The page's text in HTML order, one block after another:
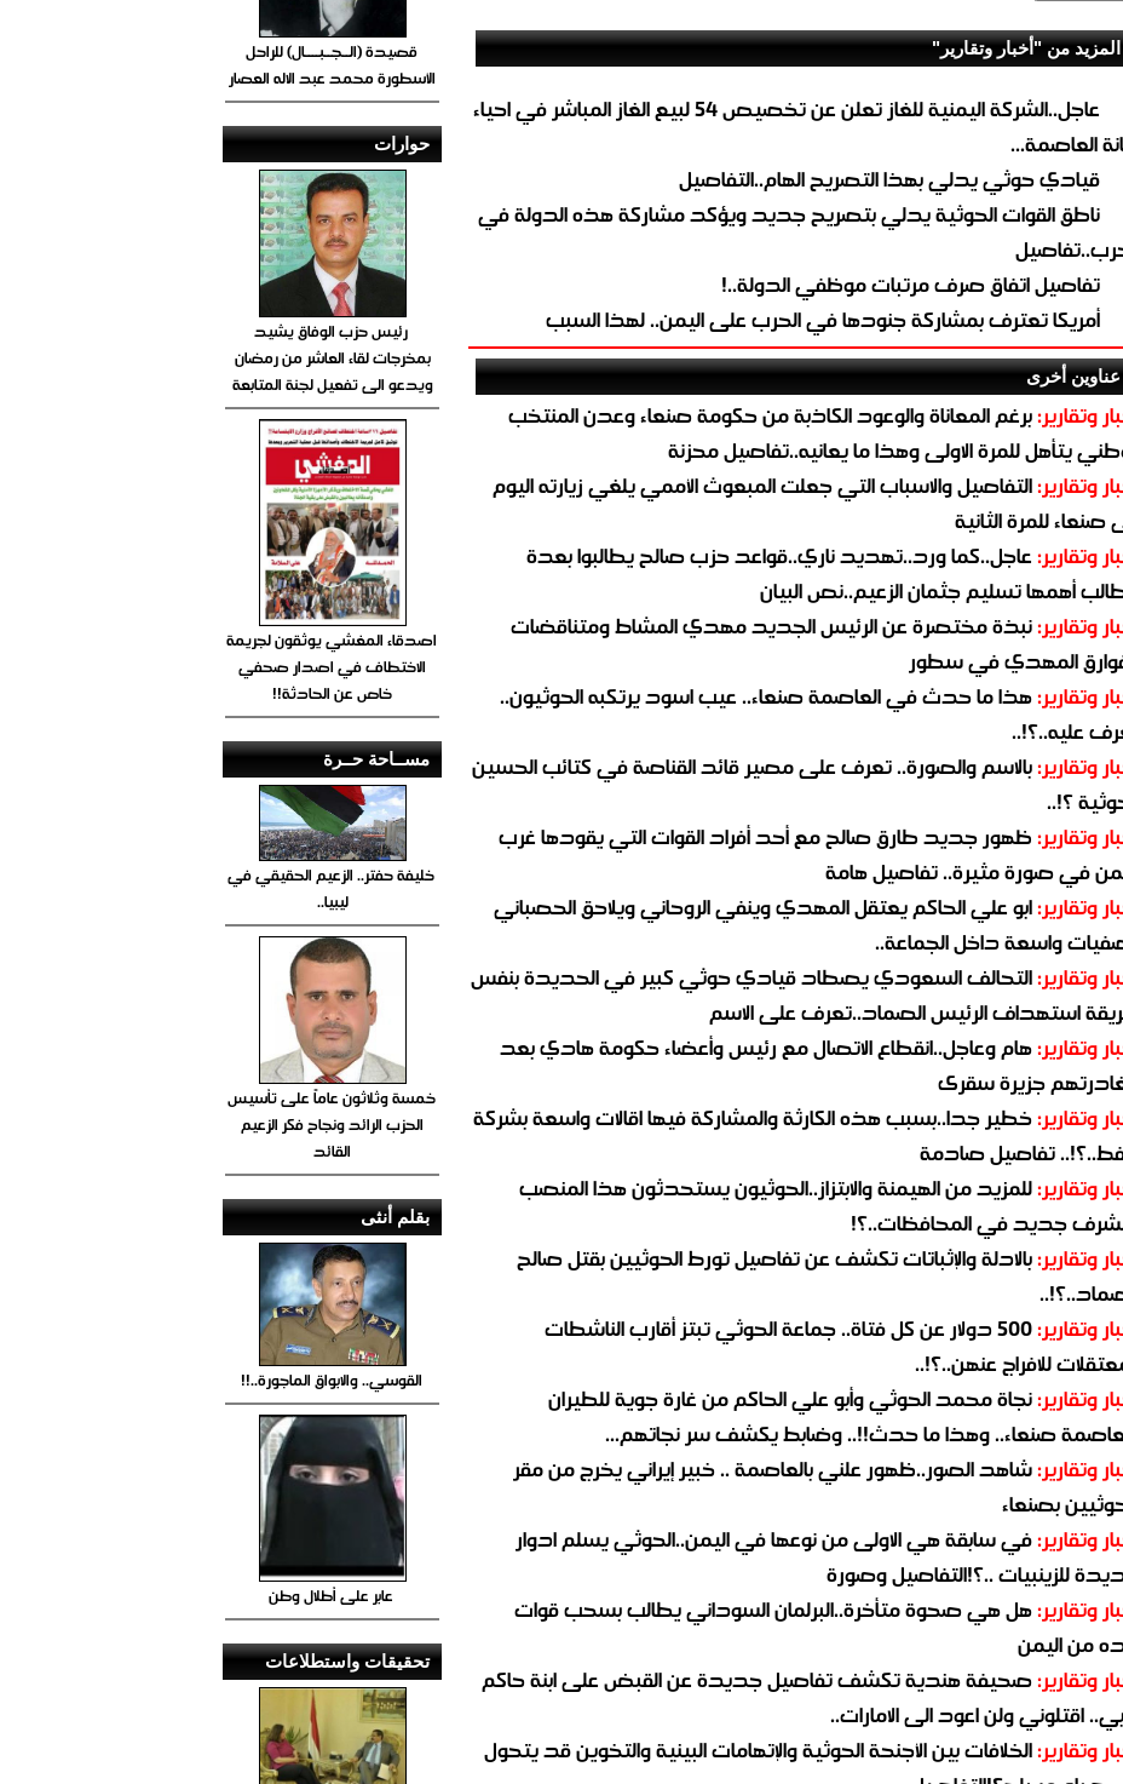
المزيد من "أخبار وتقارير"
عاجل..الشركة اليمنية للغاز تعلن عن تخصيص 54 لبيع الغاز المباشر في احياء
العاصمة...
قيادي حوثي يدلي بهذا التصريح الهام..التفاصيل
ناطق القوات الحوثية يدلي بتصريح جديد ويؤكد مشاركة هذه الدولة في
تفاصيل اتفاق صرف مرتبات موظفي الدولة..!
أمريكا تعترف بمشاركة جنودها في الحرب على اليمن.. لهذا السبب
عناوين أخرى
وتقارير:برغم المعاناة والوعود الكاذبة من حكومة صنعاء وعدن المنتخب
يتأهل للمرة الاولى وهذا ما يعانيه..تفاصيل محزنة
وتقارير:التفاصيل والاسباب التي جعلت المبعوث الأممي يلغي زيارته اليوم
صنعاء للمرة الثانية
وتقارير:عاجل..كما ورد..تهديد ناري..قواعد حزب صالح يطالبوا بعدة
أهمها تسليم جثمان الزعيم..نص البيان
وتقارير:نبذة مختصرة عن الرئيس الجديد مهدي المشاط ومتناقضات
المهدي في سطور
وتقارير:هذا ما حدث في العاصمة صنعاء.. عيب اسود يرتكبه الحوثيون..
عليه..؟!..
وتقارير:بالاسم والصورة.. تعرف على مصير قائد القناصة في كتائب الحسين
؟!..
وتقارير:ظهور جديد طارق صالح مع أحد أفراد القوات التي يقودها غرب
في صورة مثيرة.. تفاصيل هامة
وتقارير:ابو علي الحاكم يعتقل المهدي وينفي الروحاني ويلاحق الحصباني
واسعة داخل الجماعة..
وتقارير:التحالف السعودي يصطاد قيادي حوثي كبير في الحديدة بنفس
استهداف الرئيس الصماد..تعرف على الاسم
وتقارير:هام وعاجل..انقطاع الاتصال مع رئيس وأعضاء حكومة هادي بعد
جزيرة سقرى
وتقارير:خطير جدا..بسبب هذه الكارثة والمشاركة فيها اقالات واسعة بشركة
تفاصيل صادمة
وتقارير:للمزيد من الهيمنة والابتزاز..الحوثيون يستحدثون هذا المنصب
جديد في المحافظات..؟!
وتقارير:بالادلة والإثباتات تكشف عن تفاصيل تورط الحوثيين بقتل صالح
وتقارير:
500 دولار عن كل فتاة.. جماعة الحوثي تبتز أقارب الناشطات
للافراج عنهن..؟!..
وتقارير:نجاة محمد الحوثي وأبو علي الحاكم من غارة جوية للطيران
صنعاء.. وهذا ما حدث!!.. وضابط يكشف سر نجاتهم...
وتقارير:شاهد الصور..ظهور علني بالعاصمة .. خبير إيراني يخرج من مقر
بصنعاء
وتقارير:في سابقة هي الاولى من نوعها في اليمن..الحوثي يسلم ادوار
للزينبيات ..؟!التفاصيل وصورة
وتقارير:هل هي صحوة متأخرة..البرلمان السوداني يطالب بسحب قوات
من اليمن
وتقارير:صحيفة هندية تكشف تفاصيل جديدة عن القبض على ابنة حاكم
اقتلوني ولن اعود الى الامارات..
وتقارير:الخلافات بين الأجنحة الحوثية والإتهامات البينية والتخوين قد يتحول
قصيدة (الــجــبــــال) للراحل
الأسطورة محمد عبد الاله العصار
حوارات
رئيس حزب الوفاق يشيد
بمخرجات لقاء العاشر من رمضان
ويدعو الى تفعيل لجنة المتابعة
اصدقاء المغشي يوثقون لجريمة
الاختطاف في اصدار صحفي
خاص عن الحادثة!!
مســاحة حــرة
خليفة حفتر.. الزعيم الحقيقي في
ليبيا..
خمسة وثلاثون عاماً على تأسيس
الحزب الرائد ونجاح فكر الزعيم
القائد
بقلم أنثى
القوسي.. والابواق الماجورة..!!
عابر على أطلال وطن
تحقيقات واستطلاعات